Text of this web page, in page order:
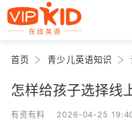
首页 青少儿英语知识
怎样给孩子选择线
有资有料 2026-04-25